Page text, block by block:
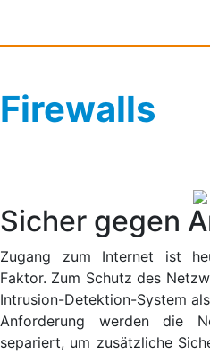
Firewalls
Sicher gegen
Zugang zum Internet ist
Faktor. Zum Schutz des
Intrusion-Detektion-System
Anforderung werden die
separiert, um zusätzliche